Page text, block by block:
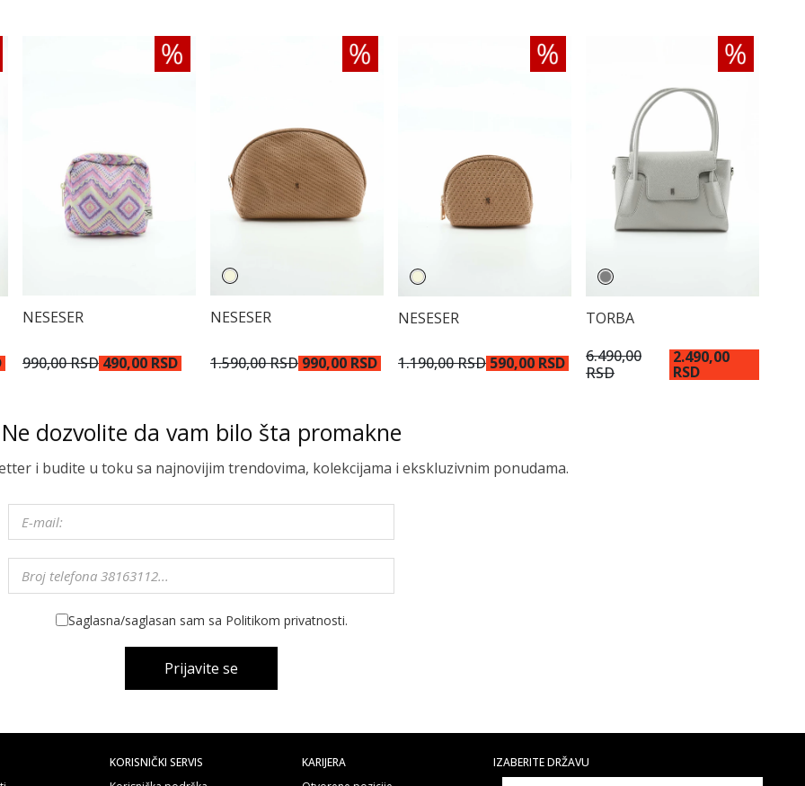
NESESER
990,00 RSD 490,00 RSD
NESESER
1.590,00 RSD 990,00 RSD
NESESER
1.190,00 RSD 590,00 RSD
TORBA
6.490,00
RSD
2.490,00
RSD
Ne dozvolite da vam bilo šta promakne
i budite u toku sa najnovijim trendovima, kolekcijama i ekskluzivnim ponudama.
Saglasna/saglasan sam sa Politikom privatnosti.
Prijavite se
KORISNIČKI SERVIS
KARIJERA
IZABERITE DRŽAVU